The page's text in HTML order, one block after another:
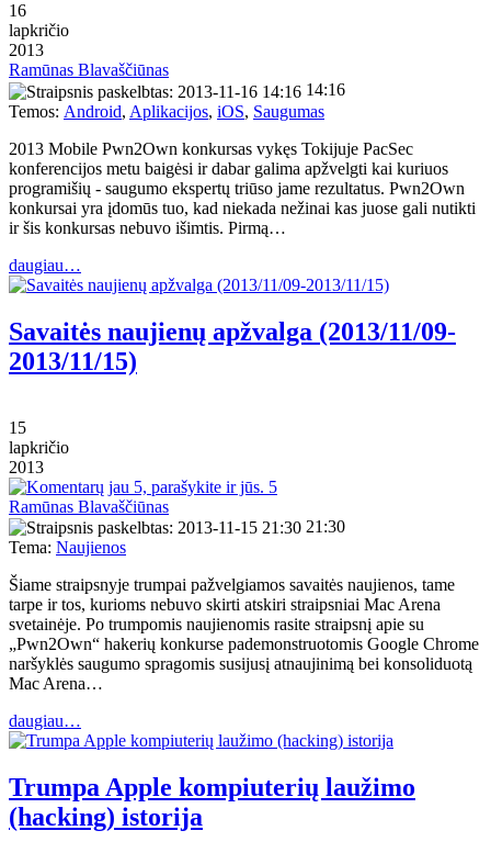
16
lapkričio
2013
Ramūnas Blavaščiūnas
14:16
Temos: Android, Aplikacijos, iOS, Saugumas
2013 Mobile Pwn2Own konkursas vykęs Tokijuje PacSec
konferencijos metu baigėsi ir dabar galima apžvelgti kai kuriuos
programišių - saugumo ekspertų triūso jame rezultatus. Pwn2Own
konkursai yra įdomūs tuo, kad niekada nežinai kas juose gali nutikti
ir šis konkursas nebuvo išimtis. Pirmą…
daugiau…
Savaitės naujienų apžvalga (2013/11/09-
2013/11/15)
15
lapkričio
2013
5
Ramūnas Blavaščiūnas
21:30
Tema: Naujienos
Šiame straipsnyje trumpai pažvelgiamos savaitės naujienos, tame
tarpe ir tos, kurioms nebuvo skirti atskiri straipsniai Mac Arena
svetainėje. Po trumpomis naujienomis rasite straipsnį apie su
„Pwn2Own“ hakerių konkurse pademonstruotomis Google Chrome
naršyklės saugumo spragomis susijusį atnaujinimą bei konsoliduotą
Mac Arena…
daugiau…
Trumpa Apple kompiuterių laužimo
(hacking) istorija